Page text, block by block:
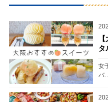
タ
女
バ